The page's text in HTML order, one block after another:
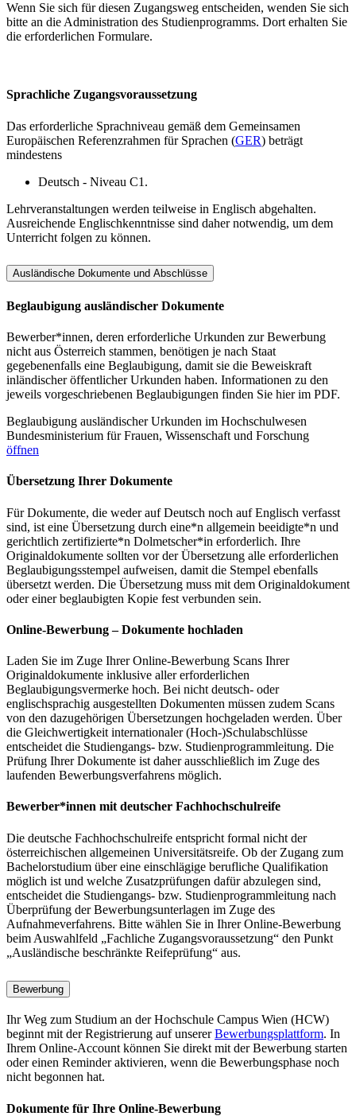
Wenn Sie sich für diesen Zugangsweg entscheiden, wenden Sie sich
bitte an die Administration des Studienprogramms. Dort erhalten Sie
die erforderlichen Formulare.
Sprachliche Zugangsvoraussetzung
Das erforderliche Sprachniveau gemäß dem Gemeinsamen
Europäischen Referenzrahmen für Sprachen (GER) beträgt
mindestens
Deutsch - Niveau C1.
Lehrveranstaltungen werden teilweise in Englisch abgehalten.
Ausreichende Englischkenntnisse sind daher notwendig, um dem
Unterricht folgen zu können.
Ausländische Dokumente und Abschlüsse
Beglaubigung ausländischer Dokumente
Bewerber*innen, deren erforderliche Urkunden zur Bewerbung
nicht aus Österreich stammen, benötigen je nach Staat
gegebenenfalls eine Beglaubigung, damit sie die Beweiskraft
inländischer öffentlicher Urkunden haben. Informationen zu den
jeweils vorgeschriebenen Beglaubigungen finden Sie hier im PDF.
Beglaubigung ausländischer Urkunden im Hochschulwesen
Bundesministerium für Frauen, Wissenschaft und Forschung
öffnen
Übersetzung Ihrer Dokumente
Für Dokumente, die weder auf Deutsch noch auf Englisch verfasst
sind, ist eine Übersetzung durch eine*n allgemein beeidigte*n und
gerichtlich zertifizierte*n Dolmetscher*in erforderlich. Ihre
Originaldokumente sollten vor der Übersetzung alle erforderlichen
Beglaubigungsstempel aufweisen, damit die Stempel ebenfalls
übersetzt werden. Die Übersetzung muss mit dem Originaldokument
oder einer beglaubigten Kopie fest verbunden sein.
Online-Bewerbung – Dokumente hochladen
Laden Sie im Zuge Ihrer Online-Bewerbung Scans Ihrer
Originaldokumente inklusive aller erforderlichen
Beglaubigungsvermerke hoch. Bei nicht deutsch- oder
englischsprachig ausgestellten Dokumenten müssen zudem Scans
von den dazugehörigen Übersetzungen hochgeladen werden. Über
die Gleichwertigkeit internationaler (Hoch-)Schulabschlüsse
entscheidet die Studiengangs- bzw. Studienprogrammleitung. Die
Prüfung Ihrer Dokumente ist daher ausschließlich im Zuge des
laufenden Bewerbungsverfahrens möglich.
Bewerber*innen mit deutscher Fachhochschulreife
Die deutsche Fachhochschulreife entspricht formal nicht der
österreichischen allgemeinen Universitätsreife. Ob der Zugang zum
Bachelorstudium über eine einschlägige berufliche Qualifikation
möglich ist und welche Zusatzprüfungen dafür abzulegen sind,
entscheidet die Studiengangs- bzw. Studienprogrammleitung nach
Überprüfung der Bewerbungsunterlagen im Zuge des
Aufnahmeverfahrens. Bitte wählen Sie in Ihrer Online-Bewerbung
beim Auswahlfeld „Fachliche Zugangsvoraussetzung“ den Punkt
„Ausländische beschränkte Reifeprüfung“ aus.
Bewerbung
Ihr Weg zum Studium an der Hochschule Campus Wien (HCW)
beginnt mit der Registrierung auf unsererBewerbungsplattform. In
Ihrem Online-Account können Sie direkt mit der Bewerbung starten
oder einen Reminder aktivieren, wenn die Bewerbungsphase noch
nicht begonnen hat.
Dokumente für Ihre Online-Bewerbung